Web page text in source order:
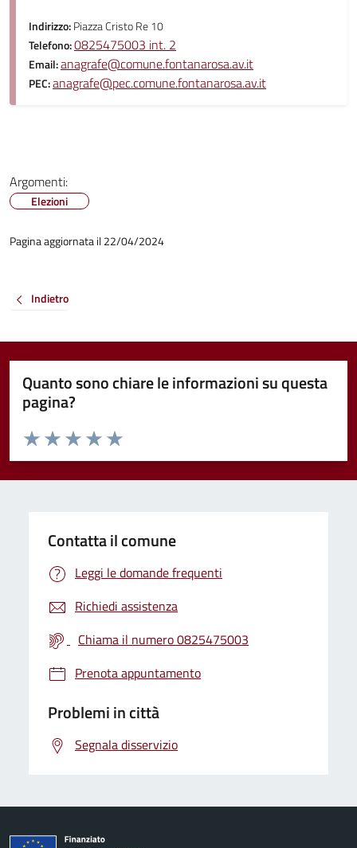
Indirizzo:Piazza Cristo Re 10
Telefono:0825475003 int. 2
Email:anagrafe@comune.fontanarosa.av.it
PEC:anagrafe@pec.comune.fontanarosa.av.it
Argomenti:
Elezioni
Pagina aggiornata il 22/04/2024
Indietro
Quanto sono chiare le informazioni su questa
pagina?
Valuta da 1 a 5 stelle la pagina
Valuta 5 stelle su 5
Valuta 4 stelle su 5
Valuta 3 stelle su 5
Valuta 2 stelle su 5
Valuta 1 stelle su 5
Contatta il comune
Leggi le domande frequenti
Richiedi assistenza
Chiama il numero 0825475003
Prenota appuntamento
Problemi in città
Segnala disservizio